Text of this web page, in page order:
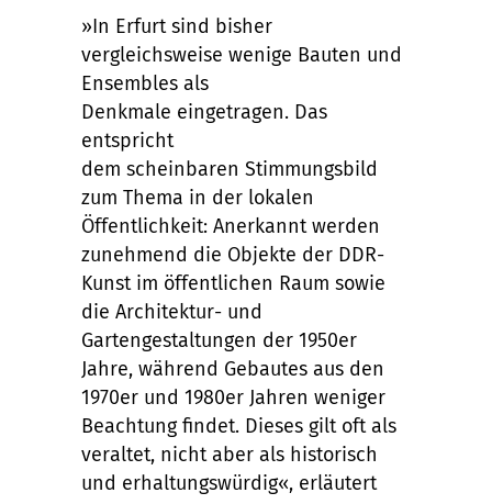
»In Erfurt sind bisher
vergleichsweise wenige Bauten und
Ensembles als
Denkmale eingetragen. Das
entspricht
dem scheinbaren Stimmungsbild
zum Thema in der lokalen
Öffentlichkeit: Anerkannt werden
zunehmend die Objekte der DDR-
Kunst im öffentlichen Raum sowie
die Architektur- und
Gartengestaltungen der 1950er
Jahre, während Gebautes aus den
1970er und 1980er Jahren weniger
Beachtung findet. Dieses giltoft als
veraltet, nicht aber als historisch
und erhaltungswürdig«, erläutert